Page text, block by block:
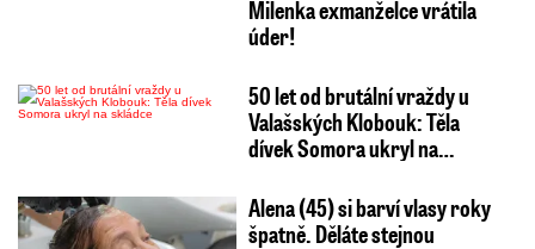
Milenka exmanželce vrátila
úder!
50 let od brutální vraždy u
Valašských Klobouk: Těla
dívek Somora ukryl na…
Alena (45) si barví vlasy roky
špatně. Děláte stejnou